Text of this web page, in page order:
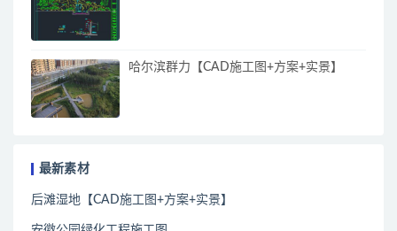
哈尔滨群力【CAD施工图+方案+实景】
最新素材
后滩湿地【CAD施工图+方案+实景】